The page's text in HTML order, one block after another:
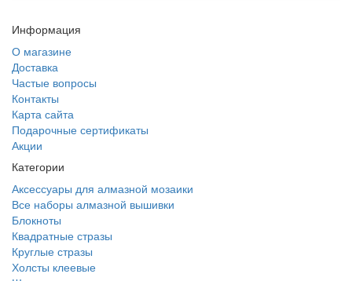
Информация
О магазине
Доставка
Частые вопросы
Контакты
Карта сайта
Подарочные сертификаты
Акции
Категории
Аксессуары для алмазной мозаики
Все наборы алмазной вышивки
Блокноты
Квадратные стразы
Круглые стразы
Холсты клеевые